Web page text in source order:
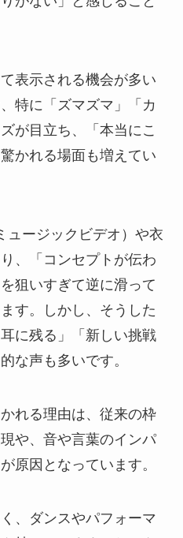
表示される機会が多い
特に「ズマズマ」「カ
が目立ち、「本当にこ
かれる場面も増えてい
ュージックビデオ）や衣
、「コンセプトが伝わ
狙いすぎて逆に滑って
す。しかし、そうした
に残る」「新しい挑戦
な声も多いです。
れる理由は、従来の枠
や、音や言葉のインパ
原因となっています。
、ダンスやパフォーマ